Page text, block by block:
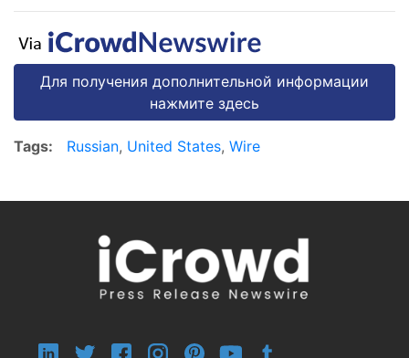
Для получения дополнительной информации
нажмите здесь
Tags: Russian, United States, Wire